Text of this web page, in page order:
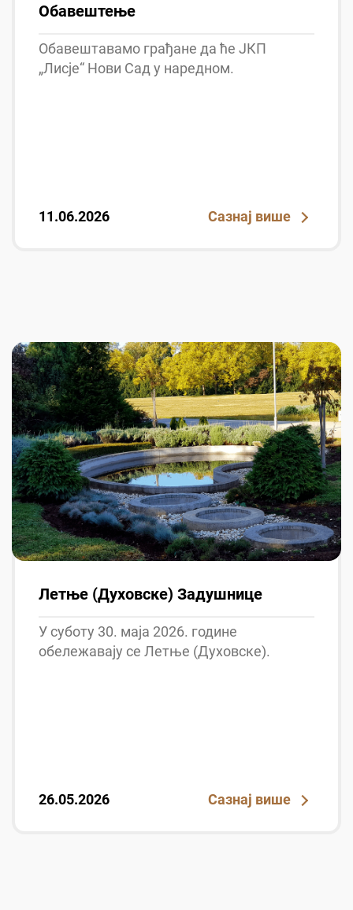
Обавештење
Обавештавамо грађане да ће ЈКП
„Лисје“ Нови Сад у наредном.
11.06.2026 Сазнај више
Летње (Духовске) Задушнице
У суботу 30. маја 2026. године
обележавају се Летње (Духовске).
26.05.2026 Сазнај више